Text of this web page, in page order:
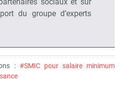
du groupe d’experts
: #SMIC pour salaire minimum
RH MatinAbonnez-